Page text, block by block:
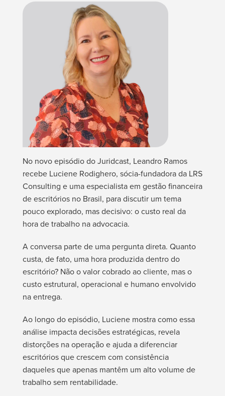
No novo episódio do Juridcast, Leandro Ramos
recebe Luciene Rodighero, sócia-fundadora da LRS
Consulting e uma especialista em gestão financeira
de escritórios no Brasil, para discutir um tema
pouco explorado, mas decisivo: o custo real da
hora de trabalho na advocacia.
A conversa parte de uma pergunta direta. Quanto
custa, de fato, uma hora produzida dentro do
escritório? Não o valor cobrado ao cliente, mas o
custo estrutural, operacional e humano envolvido
na entrega.
Ao longo do episódio, Luciene mostra como essa
análise impacta decisões estratégicas, revela
distorções na operação e ajuda a diferenciar
escritórios que crescem com consistência
daqueles que apenas mantêm um alto volume de
trabalho sem rentabilidade.